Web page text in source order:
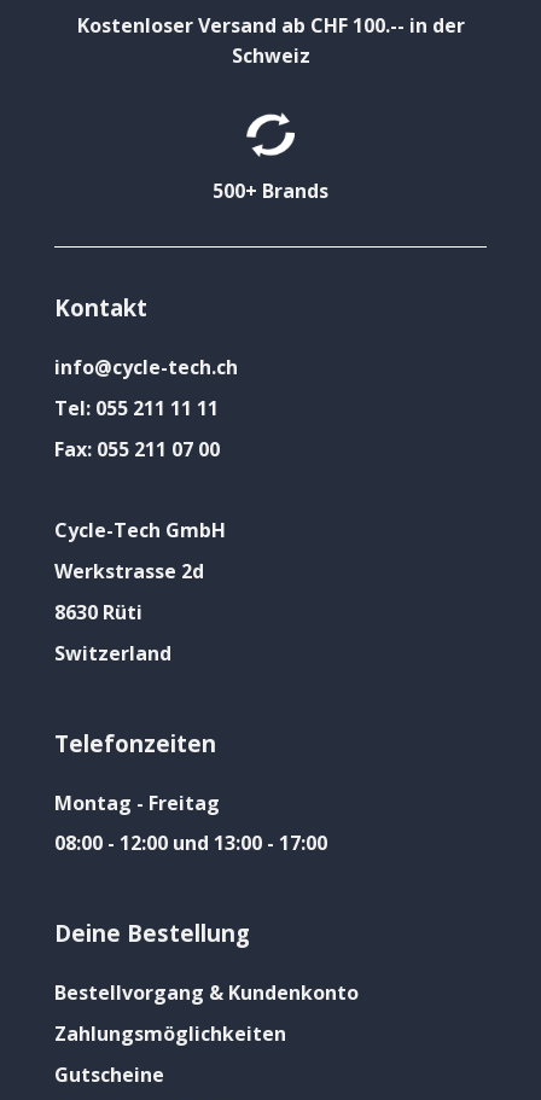
Kostenloser Versand ab CHF 100.-- in der
Schweiz
500+ Brands
Kontakt
info@cycle-tech.ch
Tel: 055 211 11 11
Fax: 055 211 07 00
Cycle-Tech GmbH
Werkstrasse 2d
8630 Rüti
Switzerland
Telefonzeiten
Montag - Freitag
08:00 - 12:00 und 13:00 - 17:00
Deine Bestellung
Bestellvorgang & Kundenkonto
Zahlungsmöglichkeiten
Gutscheine